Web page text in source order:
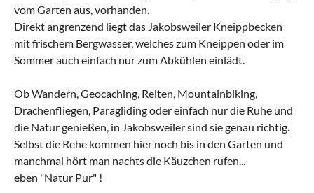
vom Garten aus, vorhanden.
Direkt angrenzend liegt das Jakobsweiler Kneippbecken
mit frischem Bergwasser, welches zum Kneippen oder im
Sommer auch einfach nur zum Abkühlen einlädt.
Ob Wandern, Geocaching, Reiten, Mountainbiking,
Drachenfliegen, Paragliding oder einfach nur die Ruhe und
die Natur genießen, in Jakobsweiler sind sie genau richtig.
Selbst die Rehe kommen hier noch bis in den Garten und
manchmal hört man nachts die Käuzchen rufen...
eben "Natur Pur" !